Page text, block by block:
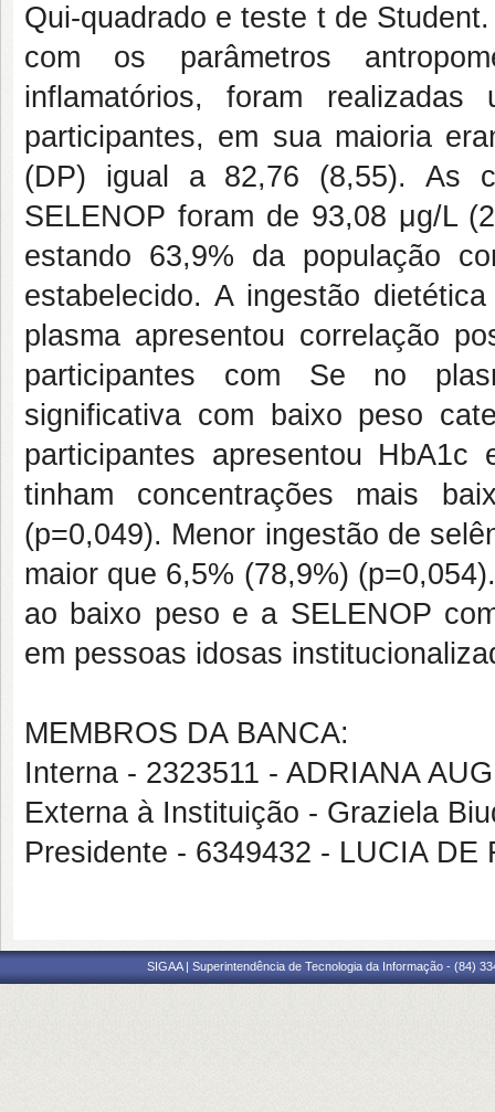
Qui-quadrado e teste t de
com os parâmetros
inflamatórios, foram
participantes, em sua maioria
(DP) igual a 82,76 (8,55). As
SELENOP foram de 93,08 μg/L
estando 63,9% da população
estabelecido. A ingestão
plasma apresentou correlação
participantes com Se no
significativa com baixo peso
participantes apresentou
tinham concentrações mais
(p=0,049). Menor ingestão de
maior que 6,5% (78,9%)
ao baixo peso e a SELENOP
em pessoas idosas
MEMBROS DA BANCA:
Interna - 2323511 - ADRIANA
Externa à Instituição - Graziela
Presidente - 6349432 - LUCIA DE
SIGAA | Superintendência de Tecnologia da Informação - (84)